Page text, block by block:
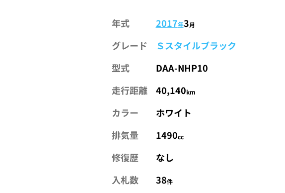
年式 2017年3月
グレード
Ｓスタイルブラック
型式
DAA-NHP10
走行距離
40,140km
カラー
ホワイト
排気量
1490cc
修復歴
なし
入札数
38件